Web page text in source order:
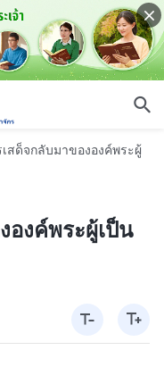
สด็จกลับมาขององค์พระผู้
งค์พระผู้เป็น